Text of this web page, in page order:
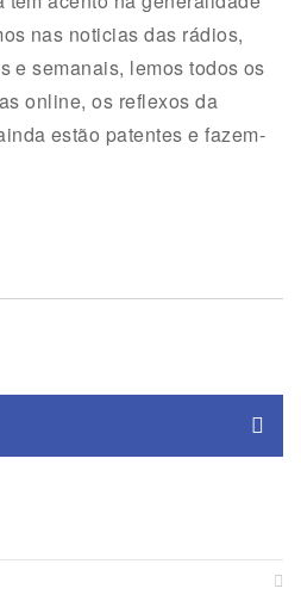
nas noticias das rádios,
e semanais, lemos todos os
online, os reflexos da
estão patentes e fazem-